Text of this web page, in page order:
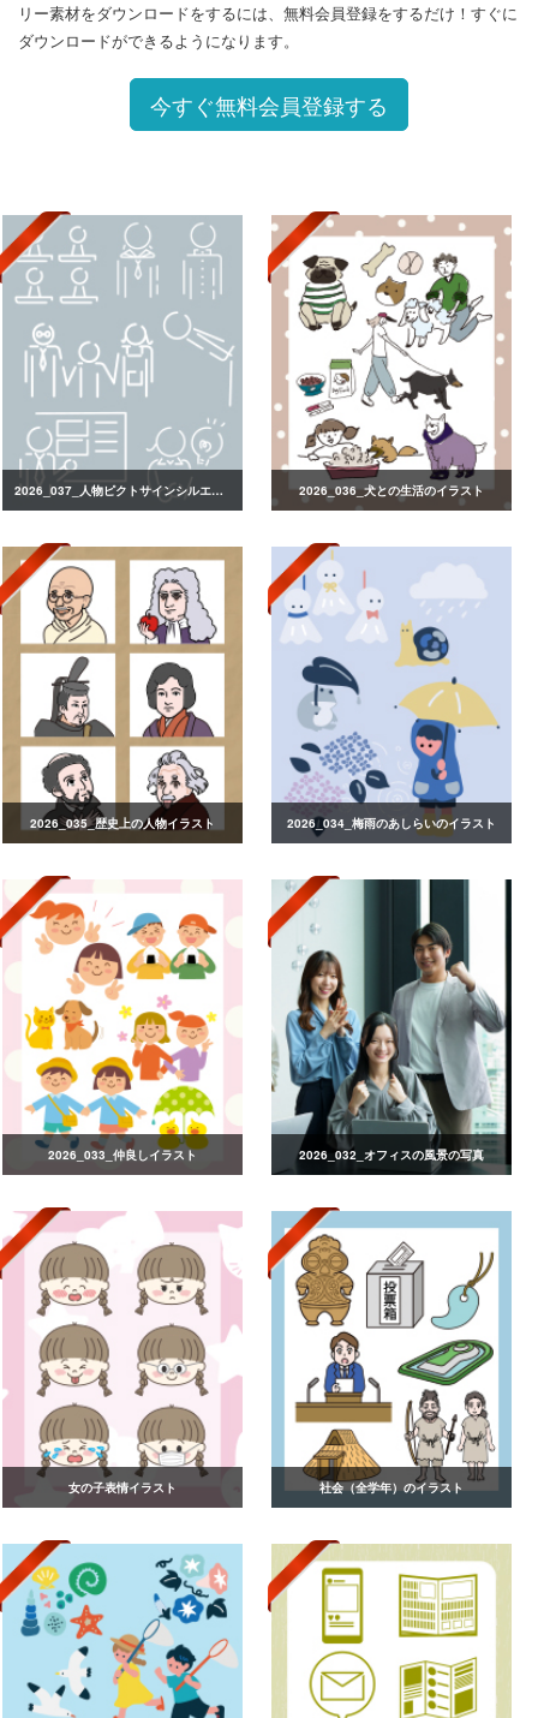
リー素材をダウンロードをするには、無料会員登録をするだけ！すぐに
ダウンロードができるようになります。
今すぐ無料会員登録する
2026_037_人物ピクトサインシルエット 2026_036_犬との生活のイラスト
2026_035_歴史上の人物イラスト 2026_034_梅雨のあしらいのイラスト
2026_033_仲良しイラスト 2026_032_オフィスの風景の写真
女の子表情イラスト 社会（全学年）のイラスト